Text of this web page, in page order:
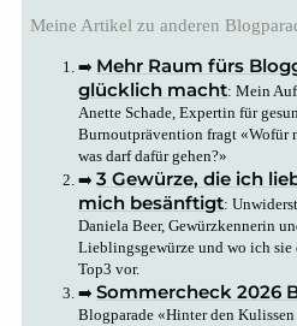
Meine Artikel zu anderen
➡️ Mehr Raum fürs
glücklich macht: Mein
Anette Schade, Expertin für
Burnoutprävention fragt «Wofür
was darf dafür gehen?»
➡️3 Gewürze, die ich
mich besänftigt:
Daniela Beer, Gewürzkennerin
Lieblingsgewürze und wo ich
Top3 vor.
➡️Sommercheck 2026
Blogparade «Hinter den